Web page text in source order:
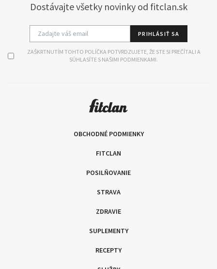
Dostávajte všetky novinky od fitclan.sk
PRIHLÁSIŤ SA
ZAŠKRTNUTÍM TOHTO POLÍČKA POTVRDZUJETE, ŽE STE SI PREČÍTALI A
SÚHLASÍTE S NAŠIMI PODMIENKAMI.
OBCHODNÉ PODMIENKY
FITCLAN
POSILŇOVANIE
STRAVA
ZDRAVIE
SUPLEMENTY
RECEPTY